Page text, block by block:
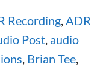
Recording,ADR
Post, audio
, Brian Tee,